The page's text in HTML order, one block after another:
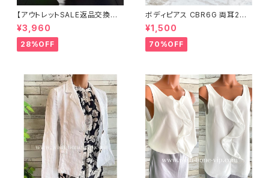
【アウトレットSALE返品交換不
可8/20まで】つば広サマーハッ
ト・通気性・軽量 ワイヤー入りハ
ット ボーダー＆BIGリボン・女優
帽 UV/紫外線対策 レディースハ
¥3,960
28%OFF
ボディピアス CBR6G 両耳2個
セット 1ボール ネジ式 簡単脱着
サージカルステンレス NY直輸
入
¥1,500
70%OFF